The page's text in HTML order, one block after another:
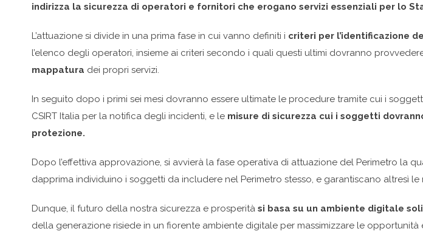
indirizza la sicurezza di operatori e fornitori che erogano servizi essenziali per lo
L’attuazione si divide in una prima fase in cui vanno definiti i criteri per l’identificazione
l’elenco degli operatori, insieme ai criteri secondo i quali questi ultimi dovranno
mappatura dei propri servizi.
In seguito dopo i primi sei mesi dovranno essere ultimate le procedure tramite cui i
CSIRT Italia per la notifica degli incidenti, e le misure di sicurezza cui i soggetti
protezione.
Dopo l’effettiva approvazione, si avvierà la fase operativa di attuazione del Perimetro la
dapprima individuino i soggetti da includere nel Perimetro stesso, e garantiscano altresì le
Dunque, il futuro della nostra sicurezza e prosperità si basa su un ambiente digitale
della generazione risiede in un fiorente ambiente digitale per massimizzare le opportunità